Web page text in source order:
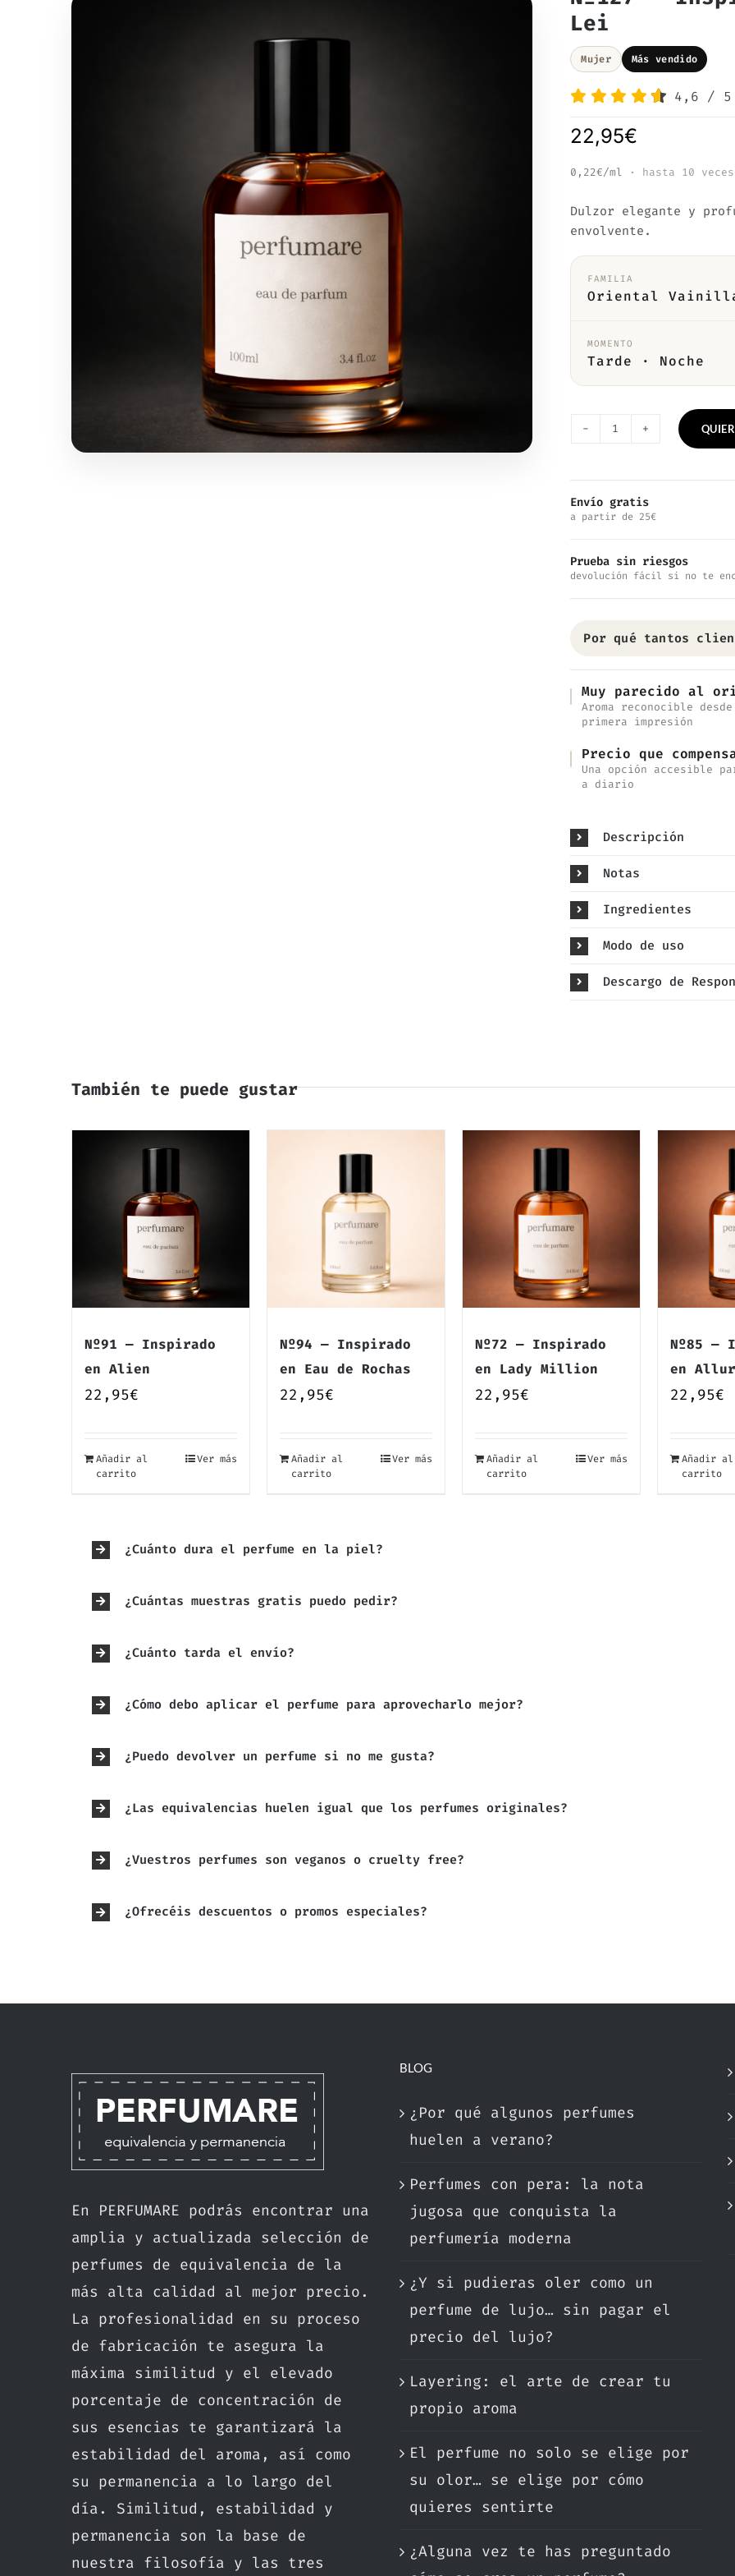
Lei
Mujer Más vendido
4,6 / 5
22,95€
0,22€/ml · hasta 10
Dulzor elegante y
envolvente.
FAMILIA
Oriental
MOMENTO
Tarde · Noche
Inspirado
en
Armani
Lei
cantidad
Envío gratis
a partir de 25€
Prueba sin riesgos
devolución fácil si no te
Por qué tantos
Muy parecido al
Aroma reconocible
primera impresión
Precio que
Una opción accesible
a diario
Descripción
Notas
Ingredientes
Modo de uso
Descargo de
También te puede gustar
Nº91 — Inspirado
en Alien
22,95€
Añadir al
carrito
Ver más
Nº94 — Inspirado
en Eau de Rochas
22,95€
Añadir al
carrito
Ver más
Nº72 — Inspirado
en Lady Million
22,95€
Añadir al
carrito
Ver más
Nº85 —
en
22,95€
Añadir al
carrito
¿Cuánto dura el perfume en la piel?
¿Cuántas muestras gratis puedo pedir?
¿Cuánto tarda el envío?
¿Cómo debo aplicar el perfume para aprovecharlo mejor?
¿Puedo devolver un perfume si no me gusta?
¿Las equivalencias huelen igual que los perfumes originales?
¿Vuestros perfumes son veganos o cruelty free?
¿Ofrecéis descuentos o promos especiales?
En PERFUMARE podrás encontrar una
amplia y actualizada selección de
perfumes de equivalencia de la
más alta calidad al mejor precio.
La profesionalidad en su proceso
de fabricación te asegura la
máxima similitud y el elevado
porcentaje de concentración de
sus esencias te garantizará la
estabilidad del aroma, así como
su permanencia a lo largo del
día. Similitud, estabilidad y
permanencia son la base de
nuestra filosofía y las tres
BLOG
¿Por qué algunos perfumes
huelen a verano?
Perfumes con pera: la nota
jugosa que conquista la
perfumería moderna
¿Y si pudieras oler como un
perfume de lujo… sin pagar el
precio del lujo?
Layering: el arte de crear tu
propio aroma
El perfume no solo se elige por
su olor… se elige por cómo
quieres sentirte
¿Alguna vez te has preguntado